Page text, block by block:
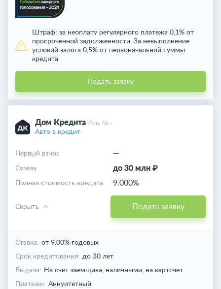
Штраф: за неоплату регулярного платежа 0,1% от
просроченной задолженности. За невыполнение
условий залога 0,5% от первоначальной суммы
кредита
Подать заявку
Дом Кредита Лиц. № -
Авто в кредит
—
Первый взнос
до 30 млн ₽
Cумма
9.000%
Полная стоимость кредита
Подать заявку
Скрыть
Ставка: от 9.00% годовых
Срок кредитования: до 30 лет
Выдача: На счет заемщика, наличными, на картсчет
Платежи: Аннуитетный